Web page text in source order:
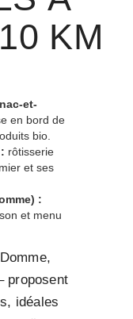
KM
et-
en bord de
bio.
rôtisserie
et ses
:
et menu
proposent
idéales